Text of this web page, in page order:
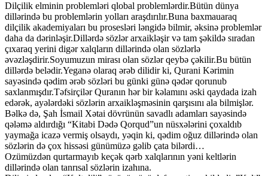
Dilçilik elminin problemləri qlobal problemlərdir.Bütün dünya
dillərində bu problemlərin yolları araşdırılır.Buna baxmauaraq
dilçilik akademiyaları bu prosesləri ləngidə bilmir, əksinə problemlər
daha da dərinləşir.Dillərdə sözlər arxaikləşir və tam şəkildə sıradan
çıxaraq yerini digər xalqların dillərində olan sözlərlə
əvəzləşdirir.Soyumuzun mirası olan sözlər qeybə çəkilir.Bu bütün
dillərdə belədir.Yeganə olaraq ərəb dilidir ki, Qurani Kərimin
sayəsində qədim ərəb sözləri bu günki günə qədər qorunub
saxlanmışdır.Təfsirçilər Quranın hər bir kəlamını əski qaydada izah
edərək, ayələrdəki sözlərin arxaikləşməsinin qarşısını ala bilmişlər.
Bəlkə də, Şah İsmail Xətai dövrünün savadlı adamları sayəsində
qələmə aldırdığı “Kitabi Dədə Qorqud”un nüsxələrini çoxaldıb
yaymağa icazə vermiş olsaydı, yəqin ki, qədim oğuz dillərində olan
sözlərin də çox hissəsi günümüzə gəlib çata bilərdi…
Ozümüzdən qurtarmayıb keçək qərb xalqlarının yəni keltlərin
dillərində olan tanrısal sözlərin izahına.